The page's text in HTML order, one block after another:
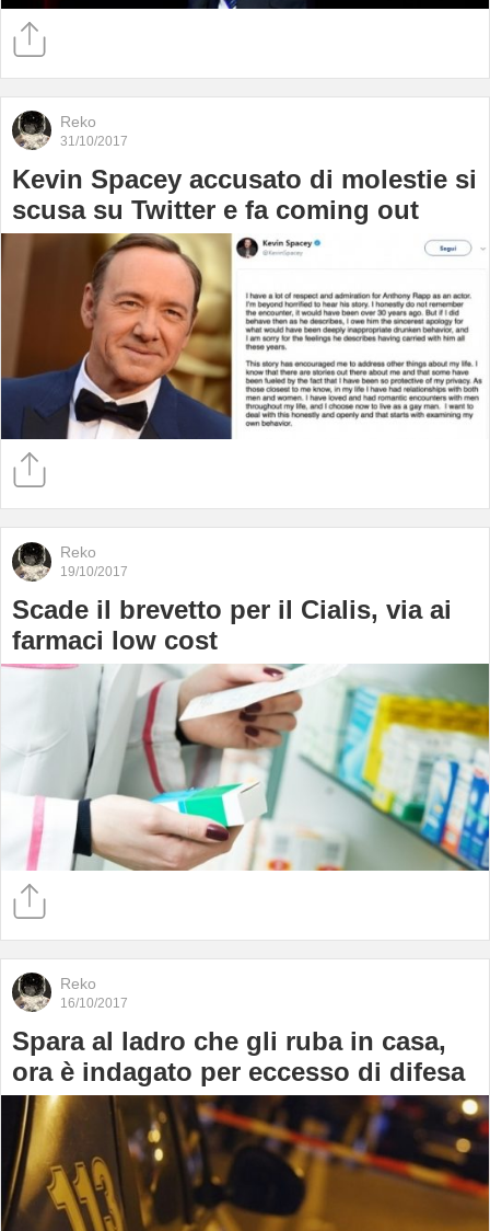
Reko
31/10/2017
Kevin Spacey accusato di molestie si
scusa su Twitter e fa coming out
Reko
19/10/2017
Scade il brevetto per il Cialis, via ai
farmaci low cost
Reko
16/10/2017
Spara al ladro che gli ruba in casa,
ora è indagato per eccesso di difesa